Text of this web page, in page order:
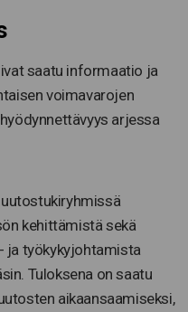
saatu informaatio ja
voimavarojen
arjessa
kehittämistä sekä
ja työkykyjohtamista
Tuloksena on saatu
aikaansaamiseksi,